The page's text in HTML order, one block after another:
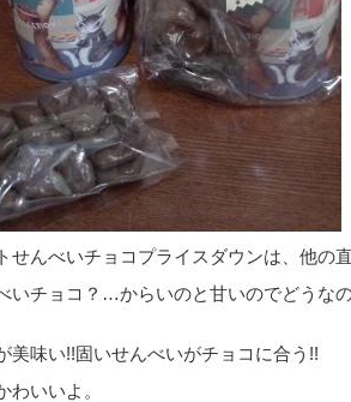
せんべいチョコプライスダウンは、他の
いチョコ？…からいのと甘いのでどうな
美味い!!固いせんべいがチョコに合う!!
わいいよ。